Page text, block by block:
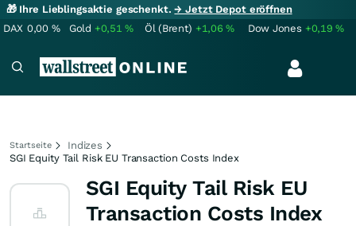
🎁 Ihre Lieblingsaktie geschenkt.→ Jetzt Depot eröffnen
DAX 0,00 % Gold +0,51% Öl (Brent) +1,06% Dow Jones +0,19%
Startseite
Indizes
SGI Equity Tail Risk EU Transaction Costs Index
SGI Equity Tail Risk EU
Transaction Costs Index